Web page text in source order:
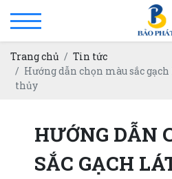
Trang chủ
Tin tức
Hướng dẫn chọn màu sắc
thủy
HƯỚNG DẪN
SẮC GẠCH